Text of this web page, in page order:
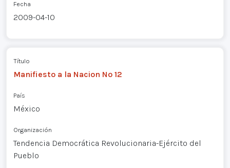
Fecha
2009-04-10
Título
Manifiesto a la Nacion Nº 12
País
México
Organización
Tendencia Democrática Revolucionaria-Ejército del
Pueblo